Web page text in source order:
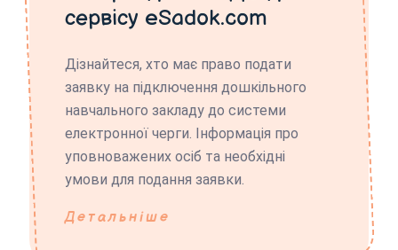
сервісу eSadok.com
Дізнайтеся, хто має право подати
заявку на підключення дошкільного
навчального закладу до системи
електронної черги. Інформація про
уповноважених осіб та необхідні
умови для подання заявки.
Детальніше